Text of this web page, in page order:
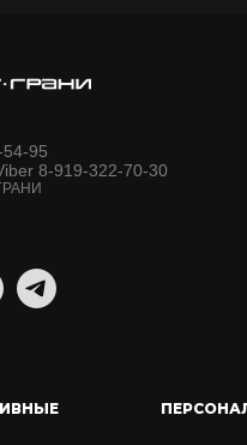
95
8-919-322-70-30